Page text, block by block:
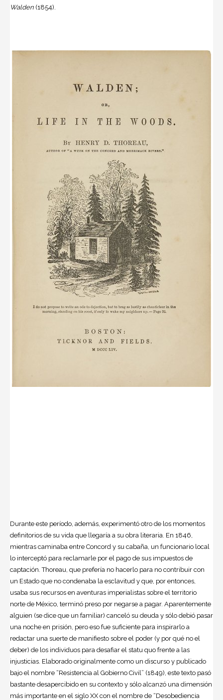
Walden (1854).
Durante este período, además, experimentó otro de los momentos
definitorios de su vida que llegaría a su obra literaria. En 1846,
mientras caminaba entre Concord y su cabaña, un funcionario local
lo interceptó para reclamarle por el pago de sus impuestos de
captación. Thoreau, que prefería no hacerlo para no contribuir con
un Estado que no condenaba la esclavitud y que, por entonces,
usaba sus recursos en aventuras imperialistas sobre el territorio
norte de México, terminó preso por negarse a pagar. Aparentemente
alguien (se dice que un familiar) canceló su deuda y sólo debió pasar
una noche en prisión, pero eso fue suficiente para inspirarlo a
redactar una suerte de manifiesto sobre el poder (y por qué no el
deber) de los individuos para desafiar el statu quo frente a las
injusticias. Elaborado originalmente como un discurso y publicado
bajo el nombre “Resistencia al Gobierno Civil” (1849), este texto pasó
bastante desapercibido en su contexto y sólo alcanzó una dimensión
más importante en el siglo XX con el nombre de “Desobediencia